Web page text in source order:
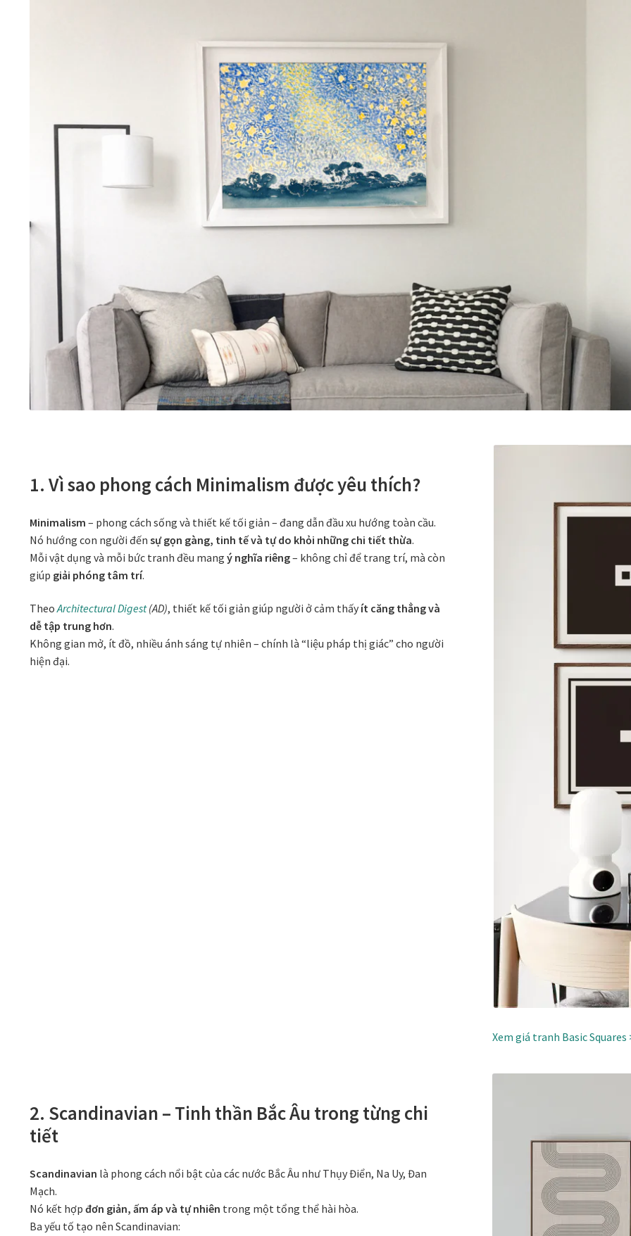
Tranh treo phòng làm việc giám đốcTranh treo phòng ngủTranh treo phòng thờTranh treo tường
1. Vì sao phong cách Minimalism được yêu thích?
Minimalism – phong cách sống và thiết kế tối giản – đang dẫn đầu xu hướng toàn cầu.
Nó hướng con người đến sự gọn gàng, tinh tế và tự do khỏi những chi tiết thừa.
Mỗi vật dụng và mỗi bức tranh đều mang ý nghĩa riêng– không chỉ để trang trí, mà còn
giúp giải phóng tâm trí.
TheoArchitectural Digest(AD), thiết kế tối giản giúp người ở cảm thấy ít căng thẳng và
dễ tập trung hơn.
Không gian mở, ít đồ, nhiều ánh sáng tự nhiên – chính là “liệu pháp thị giác” cho người
hiện đại.
Xem giá tranh Basic Squares
2. Scandinavian – Tinh thần Bắc Âu trong từng chi
tiết
Scandinavian là phong cách nổi bật của các nước Bắc Âu như Thụy Điển, Na Uy, Đan
Mạch.
Nó kết hợp đơn giản, ấm áp và tự nhiên trong một tổng thể hài hòa.
Ba yếu tố tạo nên Scandinavian: